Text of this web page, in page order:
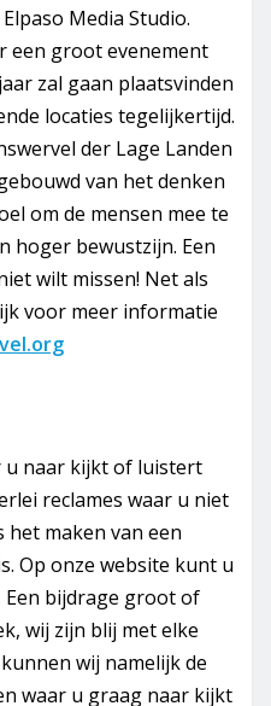
Media Studio.
een groot evenement
zal gaan plaatsvinden
locaties tegelijkertijd.
der Lage Landen
van het denken
om de mensen mee te
hoger bewustzijn. Een
wilt missen! Net als
voor meer informatie
u naar kijkt of luistert
reclames waar u niet
het maken van een
Op onze website kunt u
Een bijdrage groot of
wij zijn blij met elke
wij namelijk de
waar u graag naar kijkt